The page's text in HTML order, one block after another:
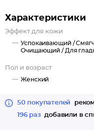
заново и обретаете новые
Характеристики
Эффект для кожи
Успокаивающий /
Очищающий / Для
Пол и возраст
Женский
50 покупателей
196 раз добавили в